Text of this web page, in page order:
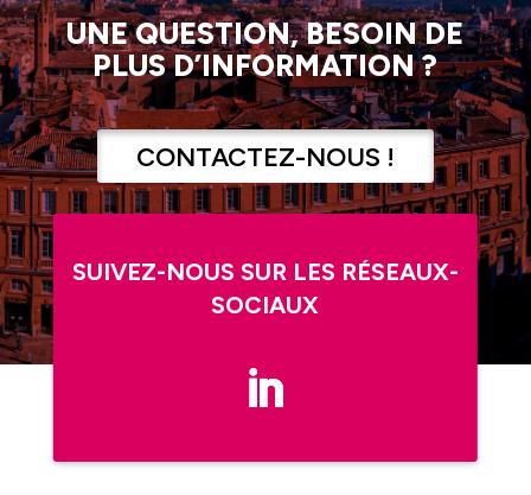
UNE QUESTION, BESOIN DE
PLUS D’INFORMATION ?
CONTACTEZ-NOUS !
SUIVEZ-NOUS SUR LES RÉSEAUX-
SOCIAUX